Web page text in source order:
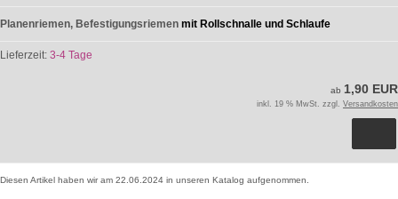
Planenriemen, Befestigungsriemen mit Rollschnalle und Schlaufe
Lieferzeit: 3-4 Tage
ab 1,90 EUR
inkl. 19 % MwSt. zzgl. Versandkosten
Diesen Artikel haben wir am 22.06.2024 in unseren Katalog aufgenommen.